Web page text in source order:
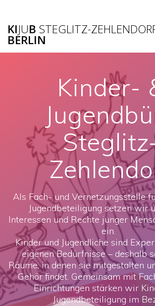
Inhalt
KIJUB STEGLITZ-
BERLIN
Kinder-
Als Fach- und Vernetzungsstelle
Jugendbeteiligung setzen wir
Interessen und Rechte junger
ein.
Kinder und Jugendliche sind
eigenen Bedürfnisse – deshalb
Räume, in denen sie mitgestalten
Gehör findet. Gemeinsam mit
Einrichtungen stärken wir
Jugendbeteiligung im